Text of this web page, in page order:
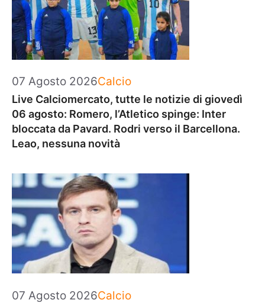
07 Agosto 2026Categorie
Calcio
Live Calciomercato, tutte le notizie di giovedì
06 agosto: Romero, l’Atletico spinge: Inter
bloccata da Pavard. Rodri verso il Barcellona.
Leao, nessuna novità
07 Agosto 2026Categorie
Calcio